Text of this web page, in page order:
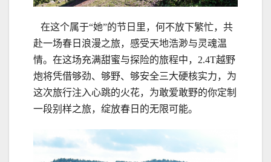
在这个属于“她”的节日里，何不放下繁忙，共
赴一场春日浪漫之旅，感受天地浩渺与灵魂温
情。在这场充满甜蜜与探险的旅程中，2.4T越野
炮将凭借够劲、够野、够安全三大硬核实力，为
这次旅行注入心跳的火花，为敢爱敢野的你定制
一段别样之旅，绽放春日的无限可能。